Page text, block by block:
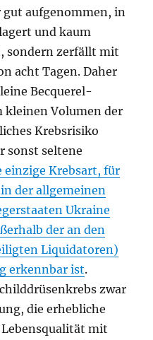
aufgenommen, in
und kaum
sondern zerfällt mit
acht Tagen. Daher
Becquerel-
kleinen Volumen der
Krebsrisiko
sonst seltene
einzige Krebsart, für
der allgemeinen
Ukraine
der an den
Liquidatoren)
erkennbar ist.
zwar
die erhebliche
mit